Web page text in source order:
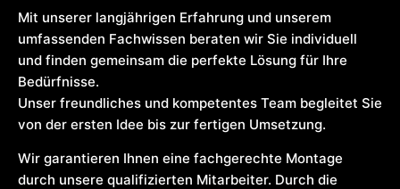
Mit unserer langjährigen Erfahrung und unserem
umfassenden Fachwissen beraten wir Sie individuell
und finden gemeinsam die perfekte Lösung für Ihre
Bedürfnisse.
Unser freundliches und kompetentes Team begleitet Sie
von der ersten Idee bis zur fertigen Umsetzung.
Wir garantieren Ihnen eine fachgerechte Montage
durch unsere qualifizierten Mitarbeiter. Durch die